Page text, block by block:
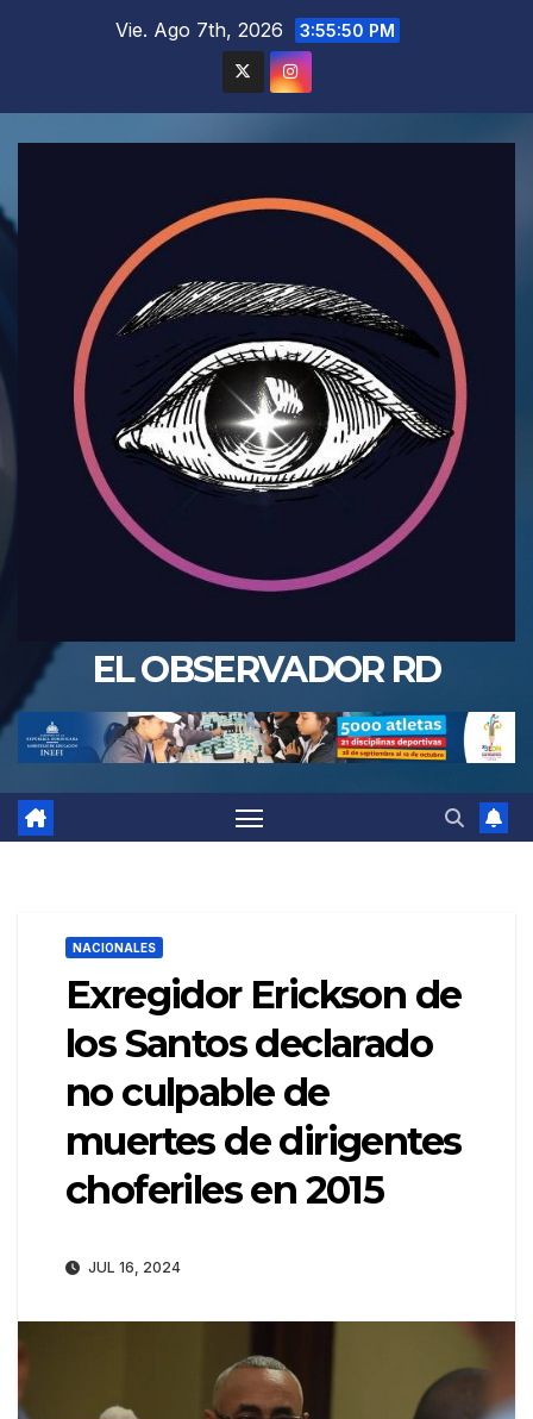
Vie. Ago 7th, 2026 3:55:52 PM
EL OBSERVADOR RD
NACIONALES
Exregidor Erickson de
los Santos declarado
no culpable de
muertes de dirigentes
choferiles en 2015
JUL 16, 2024